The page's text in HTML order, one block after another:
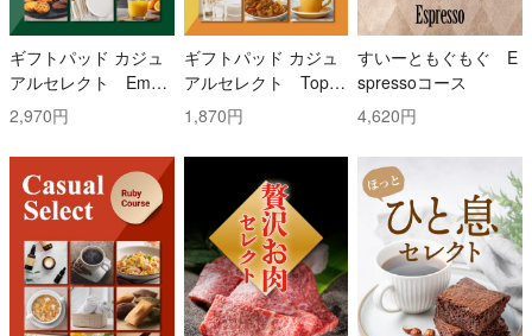
ギフトパッド カジュ
アルセレクト Emer
ald(エメラルド)コー
ス
2,970円
ギフトパッド カジュ
アルセレクト Topaz
(トパーズ)コース
1,870円
すいーともぐもぐ E
spressoコース
4,620円